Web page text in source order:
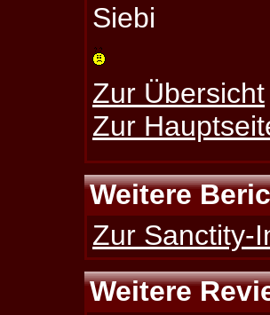
Siebi
Zur Übersicht
Zur
Weitere
Zur Sanctity-
Weitere